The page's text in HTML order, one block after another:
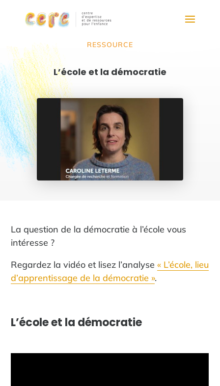
RESSOURCE
L’école et la démocratie
La question de la démocratie à l’école vous
intéresse ?
Regardez la vidéo et lisez l’analyse« L’école, lieu
d’apprentissage de la démocratie ».
L’école et la démocratie